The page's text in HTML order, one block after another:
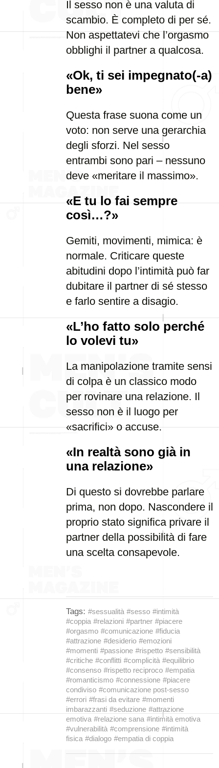
Il sesso non è una valuta di
scambio. È completo di per sé.
Non aspettatevi che l’orgasmo
obblighi il partner a qualcosa.
«Ok, ti sei impegnato(-a)
bene»
Questa frase suona come un
voto: non serve una gerarchia
degli sforzi. Nel sesso
entrambi sono pari – nessuno
deve «meritare il massimo».
«E tu lo fai sempre
così…?»
Gemiti, movimenti, mimica: è
normale. Criticare queste
abitudini dopo l’intimità può far
dubitare il partner di sé stesso
e farlo sentire a disagio.
«L’ho fatto solo perché
lo volevi tu»
La manipolazione tramite sensi
di colpa è un classico modo
per rovinare una relazione. Il
sesso non è il luogo per
«sacrifici» o accuse.
«In realtà sono già in
una relazione»
Di questo si dovrebbe parlare
prima, non dopo. Nascondere il
proprio stato significa privare il
partner della possibilità di fare
una scelta consapevole.
Tags: #sessualità #sesso #intimità
#coppia #relazioni #partner #piacere
#orgasmo #comunicazione #fiducia
#attrazione #desiderio #emozioni
#momenti #passione #rispetto #sensibilità
#critiche #conflitti #complicità #equilibrio
#consenso #rispetto reciproco #empatia
#romanticismo #connessione #piacere
condiviso #comunicazione post-sesso
#errori #frasi da evitare #momenti
imbarazzanti #seduzione #attrazione
emotiva #relazione sana #intimità emotiva
#vulnerabilità #comprensione #intimità
fisica #dialogo #empatia di coppia